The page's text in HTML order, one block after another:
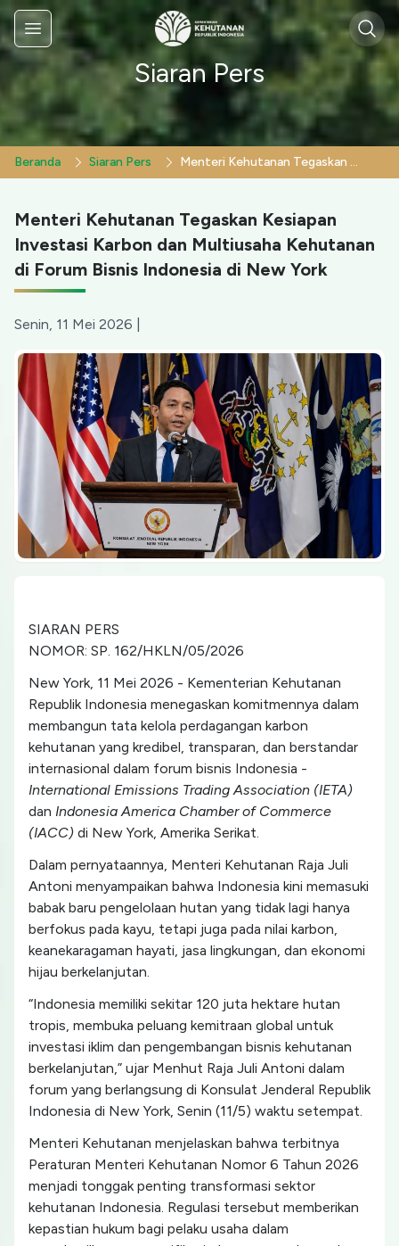
Menu
Siaran Pers
Beranda Siaran Pers Menteri Kehutanan Tegaskan Kesiapan Investasi Karbon dan Multiusaha Kehutanan di Forum Bisnis Indonesia di New York
Menteri Kehutanan Tegaskan Kesiapan
Investasi Karbon dan Multiusaha Kehutanan
di Forum Bisnis Indonesia di New York
Senin, 11 Mei 2026
SIARAN PERS
NOMOR: SP. 162/HKLN/05/2026
New York, 11 Mei 2026 - Kementerian Kehutanan
Republik Indonesia menegaskan komitmennya dalam
membangun tata kelola perdagangan karbon
kehutanan yang kredibel, transparan, dan berstandar
internasional dalam forum bisnis Indonesia -
International Emissions Trading Association (IETA)
dan Indonesia America Chamber of Commerce
(IACC) di New York, Amerika Serikat.
Dalam pernyataannya, Menteri Kehutanan Raja Juli
Antoni menyampaikan bahwa Indonesia kini memasuki
babak baru pengelolaan hutan yang tidak lagi hanya
berfokus pada kayu, tetapi juga pada nilai karbon,
keanekaragaman hayati, jasa lingkungan, dan ekonomi
hijau berkelanjutan.
“Indonesia memiliki sekitar 120 juta hektare hutan
tropis, membuka peluang kemitraan global untuk
investasi iklim dan pengembangan bisnis kehutanan
berkelanjutan,” ujar Menhut Raja Juli Antoni dalam
forum yang berlangsung di Konsulat Jenderal Republik
Indonesia di New York, Senin (11/5) waktu setempat.
Menteri Kehutanan menjelaskan bahwa terbitnya
Peraturan Menteri Kehutanan Nomor 6 Tahun 2026
menjadi tonggak penting transformasi sektor
kehutanan Indonesia. Regulasi tersebut memberikan
kepastian hukum bagi pelaku usaha dalam